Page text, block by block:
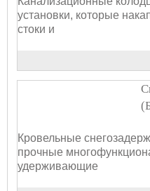
установки, которые
стоки и
Кровельные
прочные
удерживающие